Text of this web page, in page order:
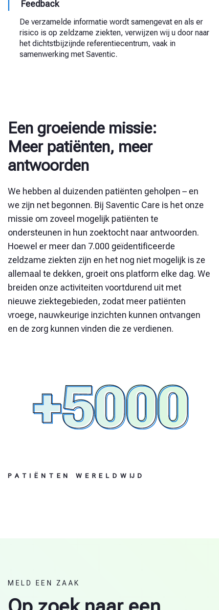
Feedback
De verzamelde informatie wordt samengevat en als er
risico is op zeldzame ziekten, verwijzen wij u door naar
het dichtstbijzijnde referentiecentrum, vaak in
samenwerking met Saventic.
Een groeiende missie:
Meer patiënten, meer
antwoorden
We hebben al duizenden patiënten geholpen – en
we zijn net begonnen. Bij Saventic Care is het onze
missie om zoveel mogelijk patiënten te
ondersteunen in hun zoektocht naar antwoorden.
Hoewel er meer dan 7.000 geïdentificeerde
zeldzame ziekten zijn en het nog niet mogelijk is ze
allemaal te dekken, groeit ons platform elke dag. We
breiden onze activiteiten voortdurend uit met
nieuwe ziektegebieden, zodat meer patiënten
vroege, nauwkeurige inzichten kunnen ontvangen
en de zorg kunnen vinden die ze verdienen.
PATIËNTEN WERELDWIJD
MELD EEN ZAAK